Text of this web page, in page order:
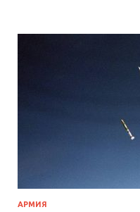
АРМИЯ